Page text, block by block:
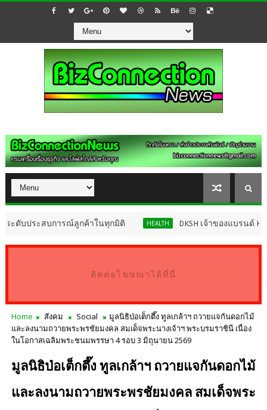
บการณ์ลูกค้าในทุกมิติ HEALTH DKSH เจ้าของแบรนด์ Hirudoid พ
ติดต่อโฆษณาได้ที่นี่
Home สังคม Social
มูลนิธิป่อเต็กตึ๊ง ทูลเกล้าฯ ถวายแจกันดอกไม้
และลงนามถวายพระพรชัยมงคล สมเด็จพระนางเจ้าฯ พระบรมราชินี เนื่อง
ในโอกาสเฉลิมพระชนมพรรษา 4 รอบ 3 มิถุนายน 2569
มูลนิธิป่อเต็กตึ๊ง ทูลเกล้าฯ ถวายแจกันดอกไม้
และลงนามถวายพระพรชัยมงคล สมเด็จพระ